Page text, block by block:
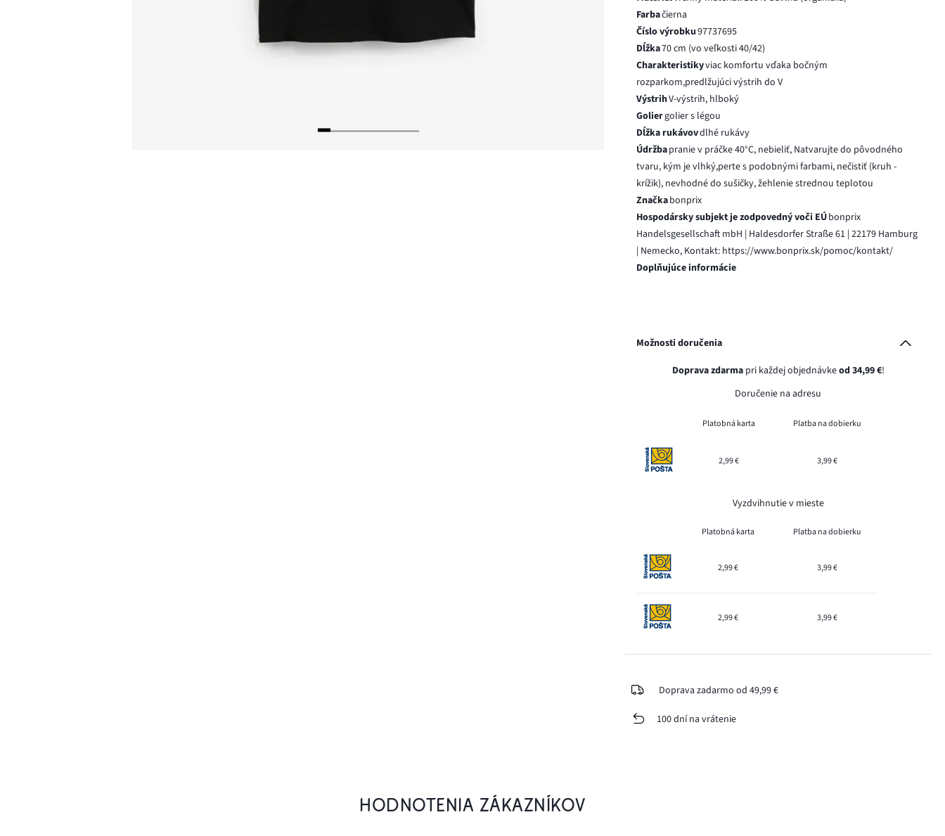
Farbačierna
Číslo výrobku97737695
Dĺžka70 cm (vo veľkosti 40/42)
Charakteristikyviac komfortu vďaka bočným
rozparkom,predlžujúci výstrih do V
VýstrihV-výstrih, hlboký
Goliergolier s légou
Dĺžka rukávovdlhé rukávy
Údržbapranie v práčke 40°C, nebieliť, Natvarujte do pôvodného
tvaru, kým je vlhký,perte s podobnými farbami, nečistiť (kruh -
krížik), nevhodné do sušičky, žehlenie strednou teplotou
Značkabonprix
Hospodársky subjekt je zodpovedný voči EÚbonprix
Handelsgesellschaft mbH | Haldesdorfer Straße 61 | 22179 Hamburg
| Nemecko, Kontakt: https://www.bonprix.sk/pomoc/kontakt/
Doplňujúce informácie
Možnosti doručenia
Doprava zdarmapri každej objednávkeod 34,99 €!
Doručenie na adresu
Platobná karta Platba na dobierku
2,99 € 3,99 €
Vyzdvihnutie v mieste
Platobná karta Platba na dobierku
2,99 € 3,99 €
2,99 € 3,99 €
Doprava zadarmo od 49,99 €
100 dní na vrátenie
HODNOTENIA ZÁKAZNÍKOV